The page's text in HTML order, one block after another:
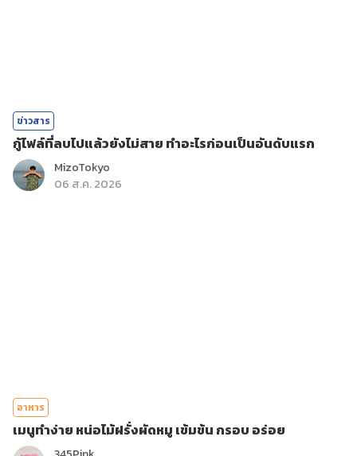
ข่าวสาร
กู้ไฟล์ที่ลบไปแล้วยังไม่สาย ทำอะไรก่อนเป็นอันดับแรก
MizoTokyo
06 ส.ค. 2026
อาหาร
เมนูทำง่าย หน่อไม้ฝรั่งผัดหมู เข้มข้น กรอบ อร่อย